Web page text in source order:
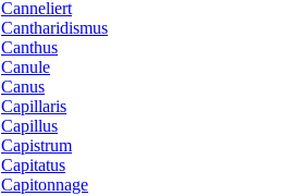
Canneliert
Cantharidismus
Canthus
Canule
Canus
Capillaris
Capillus
Capistrum
Capitatus
Capitonnage